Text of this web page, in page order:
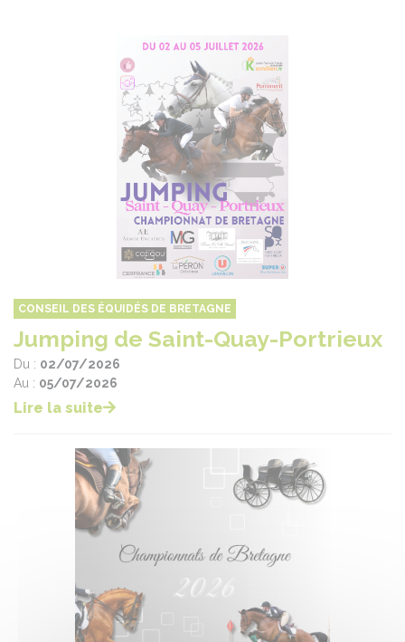
CONSEIL DES ÉQUIDÉS DE BRETAGNE
Jumping de Saint-Quay-Portrieux
Du : 02/07/2026
Au : 05/07/2026
Lire la suite